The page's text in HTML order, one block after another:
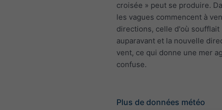
croisée » peut se produire.
les vagues commencent à
directions, celle d'où soufflait
auparavant et la nouvelle
vent, ce qui donne une mer
confuse.
Plus de données météo